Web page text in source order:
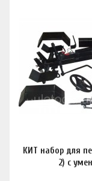
КИТ набор для
2) с